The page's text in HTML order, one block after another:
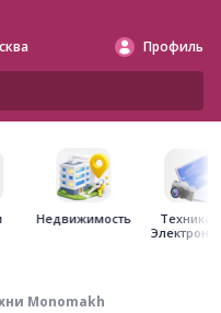
Профиль
Недвижимость
Техника
Monomakh